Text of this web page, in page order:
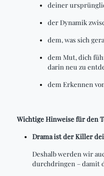
deiner
der Dynamik
dem, was sich
dem Mut, dich
darin neu zu
dem Erkennen
Wichtige Hinweise für den
Drama ist der Killer
Deshalb werden wir
durchdringen – damit